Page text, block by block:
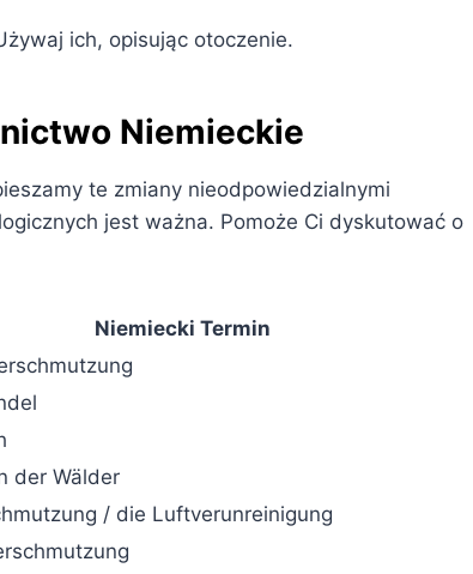
ich, opisując otoczenie.
Niemieckie
te zmiany nieodpowiedzialnymi
jest ważna. Pomoże Ci dyskutować o
Niemiecki Termin
der Wälder
/ die Luftverunreinigung